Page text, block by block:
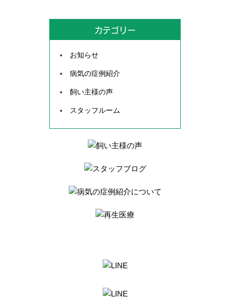
カテゴリー
お知らせ
病気の症例紹介
飼い主様の声
スタッフルーム